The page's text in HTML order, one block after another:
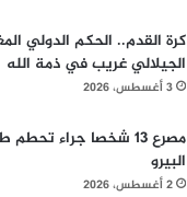
كرة القدم.. الحكم الدولي
الجيلالي غريب في ذمة الله
3 أغسطس، 2026
مصرع 13 شخصا جراء
البيرو
2 أغسطس، 2026